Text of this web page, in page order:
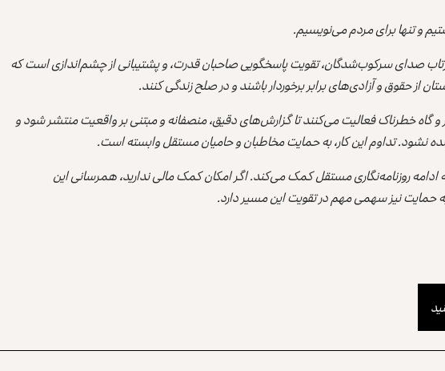
و تنها برای مردم می‌نویسیم.
صدای سرکوب‌شدگان، تقویت پاسخگویی صاحبان قدرت، و پشتیبانی از چشم‌اندازی است که
از حقوق و آزادی‌های برابر برخوردار باشند و در صلح زندگی کنند.
و گاه خطرناک فعالیت می‌کنند تا گزارش‌های دقیق، منصفانه و مبتنی بر واقعیت منتشر شود و
نشود. تداوم این کار، به حمایت مخاطبان و حامیان مستقل وابسته است.
ادامه روزنامه‌نگاری مستقل کمک می‌کند. اگر امکان کمک مالی ندارید، همرسانی این
حمایت نیز سهمی مهم در تقویت این مسیر دارد.